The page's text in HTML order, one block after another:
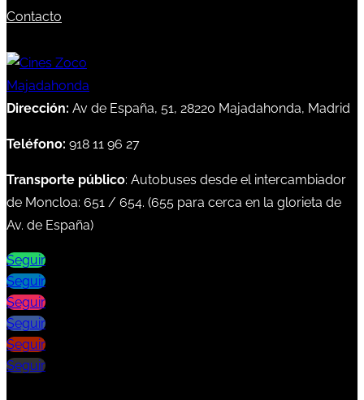
Contacto
Dirección: Av de España, 51, 28220 Majadahonda, Madrid
Teléfono: 918 11 96 27
Transporte público: Autobuses desde el intercambiador
de Moncloa: 651 / 654. (655 para cerca en la glorieta de
Av. de España)
Seguir
Seguir
Seguir
Seguir
Seguir
Seguir